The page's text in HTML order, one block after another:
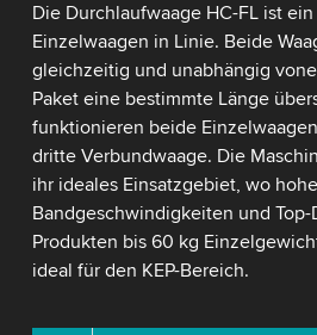
Die Durchlaufwaage HC-FL ist
Einzelwaagen in Linie. Beide
gleichzeitig und unabhängig
Paket eine bestimmte Länge
funktionieren beide
dritte Verbundwaage. Die
ihr ideales Einsatzgebiet, wo hohe
Bandgeschwindigkeiten und Top-
Produkten bis 60 kg
ideal für den KEP-Bereich.